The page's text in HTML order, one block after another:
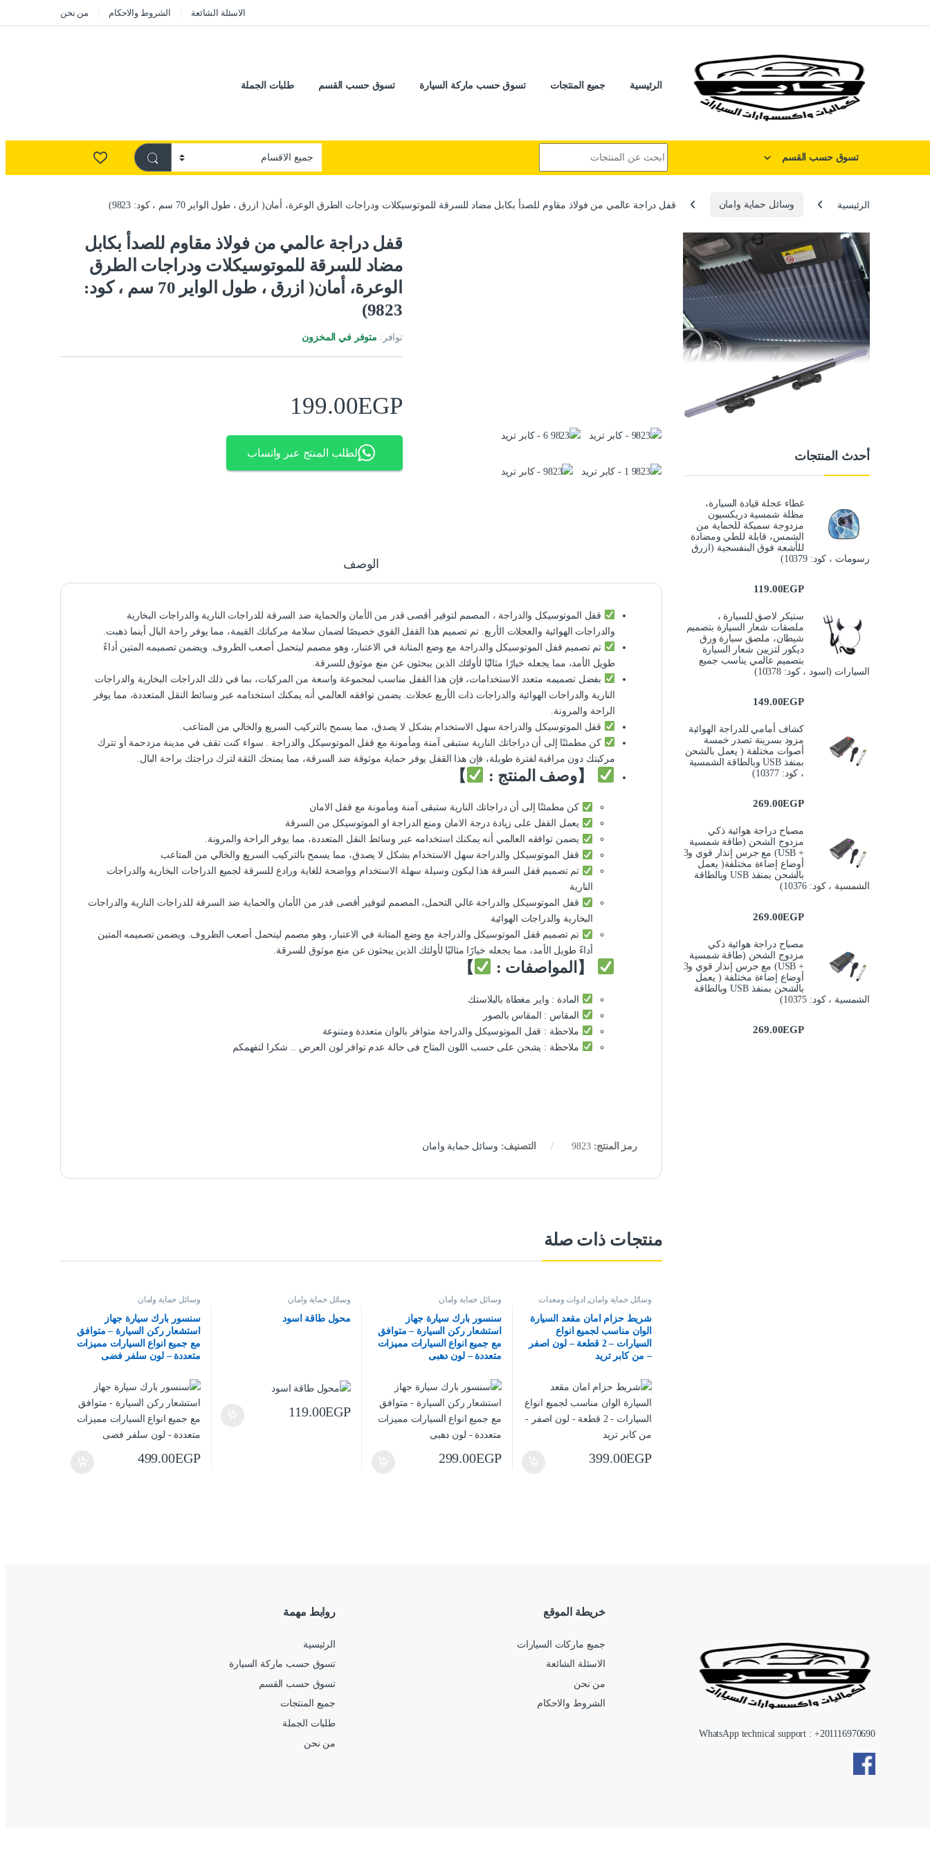
الاسئلة الشائعة الشروط والاحكام من نحن
الرئيسية جميع المنتجات تسوق حسب ماركة السيارة تسوق حسب القسم طلبات الجملة
تسوق حسب القسم
الرئيسية وسائل حماية وامان قفل دراجة عالمي من فولاذ مقاوم للصدأ بكابل مضاد للسرقة للموتوسيكلات ودراجات الطرق الوعرة، أمان( ازرق ، طول الواير 70 سم ، كود: 9823)
قفل دراجة عالمي من فولاذ مقاوم للصدأ بكابل
مضاد للسرقة للموتوسيكلات ودراجات الطرق
الوعرة، أمان( ازرق ، طول الواير 70 سم ، كود:
9823)
توافر: متوفر في المخزون
199.00EGP
لطلب المنتج عبر واتساب
الوصف
قفل الموتوسيكل والدراجة ، المصمم لتوفير أقصى قدر من الأمان والحماية ضد السرقة للدراجات النارية والدراجات البخارية
والدراجات الهوائية والعجلات الأربع. تم تصميم هذا القفل القوي خصيصًا لضمان سلامة مركباتك القيمة، مما يوفر راحة البال أينما ذهبت.
تم تصميم قفل الموتوسيكل والدراجة مع وضع المتانة في الاعتبار، وهو مصمم ليتحمل أصعب الظروف. ويضمن تصميمه المتين أداءً
طويل الأمد، مما يجعله خيارًا مثاليًا لأولئك الذين يبحثون عن منع موثوق للسرقة.
بفضل تصميمه متعدد الاستخدامات، فإن هذا القفل مناسب لمجموعة واسعة من المركبات، بما في ذلك الدراجات البخارية والدراجات
النارية والدراجات الهوائية والدراجات ذات الأربع عجلات. يضمن توافقه العالمي أنه يمكنك استخدامه عبر وسائط النقل المتعددة، مما يوفر
الراحة والمرونة.
قفل الموتوسيكل والدراجة سهل الاستخدام بشكل لا يصدق، مما يسمح بالتركيب السريع والخالي من المتاعب.
كن مطمئنًا إلى أن دراجاتك النارية ستبقى آمنة ومأمونة مع قفل الموتوسيكل والدراجة . سواء كنت تقف في مدينة مزدحمة أو تترك
مركبتك دون مراقبة لفترة طويلة، فإن هذا القفل يوفر حماية موثوقة ضد السرقة، مما يمنحك الثقة لترك دراجتك براحة البال.
【وصف المنتج : 】
كن مطمئنًا إلى أن دراجاتك النارية ستبقى آمنة ومأمونة مع قفل الامان
يعمل القفل على زيادة درجة الامان ومنع الدراجة او الموتوسيكل من السرقة
يضمن توافقه العالمي أنه يمكنك استخدامه عبر وسائط النقل المتعددة، مما يوفر الراحة والمرونة.
قفل الموتوسيكل والدراجة سهل الاستخدام بشكل لا يصدق، مما يسمح بالتركيب السريع والخالي من المتاعب
تم تصميم قفل السرقة هذا ليكون وسيلة سهلة الاستخدام وواضحة للغاية ورادع للسرقة لجميع الدراجات البخارية والدراجات
النارية
قفل الموتوسيكل والدراجة عالي التحمل، المصمم لتوفير أقصى قدر من الأمان والحماية ضد السرقة للدراجات النارية والدراجات
البخارية والدراجات الهوائية
تم تصميم قفل الموتوسيكل والدراجة مع وضع المتانة في الاعتبار، وهو مصمم ليتحمل أصعب الظروف. ويضمن تصميمه المتين
أداءً طويل الأمد، مما يجعله خيارًا مثاليًا لأولئك الذين يبحثون عن منع موثوق للسرقة.
【المواصفات : 】
المادة : واير مغطاة بالبلاستك
المقاس : المقاس بالصور
ملاحظة : قفل الموتوسيكل والدراجة متوافر بالوان متعددة ومتنوعة
ملاحظة : يشحن على حسب اللون المتاح فى حالة عدم توافر لون العرض .. شكرا لتفهمكم
رمز المنتج:9823 التصنيف: وسائل حماية وامان
منتجات ذات صلة
وسائل حماية وامان, ادوات ومعدات
شريط حزام امان مقعد السيارة
الوان مناسب لجميع انواع
السيارات – 2 قطعة – لون اصفر
– من كابر تريد
399.00EGP
وسائل حماية وامان
سنسور بارك سيارة جهاز
استشعار ركن السيارة – متوافق
مع جميع انواع السيارات مميزات
متعددة – لون دهبى
299.00EGP
وسائل حماية وامان
محول طاقة اسود
119.00EGP
وسائل حماية وامان
سنسور بارك سيارة جهاز
استشعار ركن السيارة – متوافق
مع جميع انواع السيارات مميزات
متعددة – لون سلفر فضى
499.00EGP
أحدث المنتجات
غطاء عجلة قيادة السيارة،
مظلة شمسية دريكسيون
مزدوجة سميكة للحماية من
الشمس، قابلة للطي ومضادة
للأشعة فوق البنفسجية (ازرق
رسومات ، كود: 10379)
119.00EGP
ستيكر لاصق للسيارة ،
ملصقات شعار السيارة بتصميم
شيطان، ملصق سيارة ورق
ديكور لتزيين شعار السيارة
بتصميم عالمي يناسب جميع
السيارات (اسود ، كود: 10378)
149.00EGP
كشاف أمامي للدراجة الهوائية
مزود بسرينة تصدر خمسة
أصوات مختلفة ( يعمل بالشحن
بمنفذ USB وبالطاقة الشمسية
، كود: 10377)
269.00EGP
مصباح دراجة هوائية ذكي
مزدوج الشحن (طاقة شمسية
+ USB) مع جرس إنذار قوي و3
أوضاع إضاءة مختلفة( يعمل
بالشحن بمنفذ USB وبالطاقة
الشمسية ، كود: 10376)
269.00EGP
مصباح دراجة هوائية ذكي
مزدوج الشحن (طاقة شمسية
+ USB) مع جرس إنذار قوي و3
أوضاع إضاءة مختلفة ( يعمل
بالشحن بمنفذ USB وبالطاقة
الشمسية ، كود: 10375)
269.00EGP
WhatsApp technical support : +201116970690
خريطة الموقع
جميع ماركات السيارات
الاسئلة الشائعة
من نحن
الشروط والاحكام
روابط مهمة
الرئيسية
تسوق حسب ماركة السيارة
تسوق حسب القسم
جميع المنتجات
طلبات الجملة
من نحن